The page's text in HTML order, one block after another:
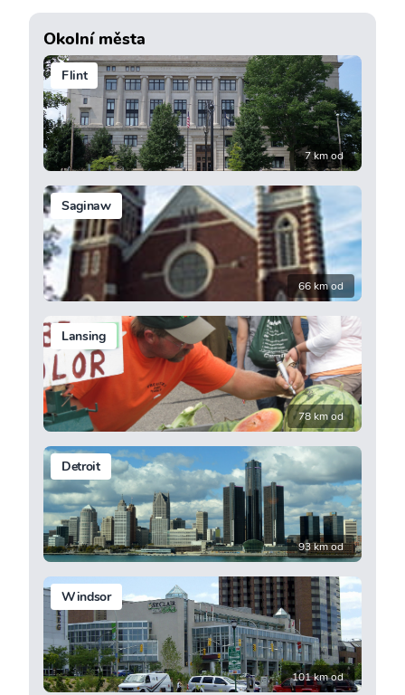
Okolní města
Flint
7 km od
Saginaw
66 km od
Lansing
78 km od
Detroit
93 km od
Windsor
101 km od